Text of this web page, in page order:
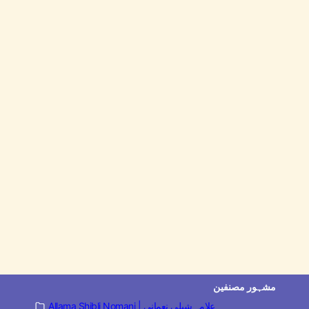
مشہور مصنفین
Allama Shibli Nomani | علامہ شبلی نعمانی